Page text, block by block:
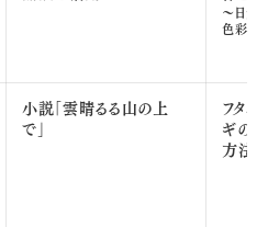
～日光
色彩に
小説「雲晴るる山の上
で」
フタホ
ギの
方法